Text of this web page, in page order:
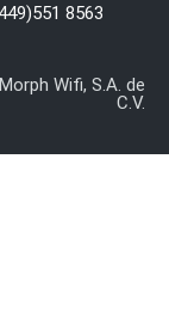
8563
Wifi, S.A. de
C.V.